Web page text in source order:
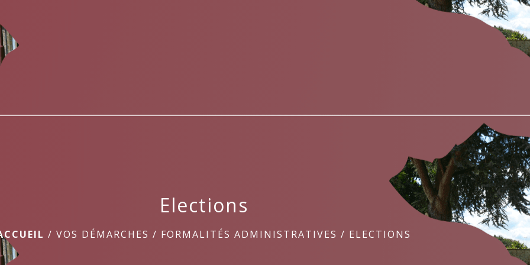
Elections
/VOS DÉMARCHES / FORMALITÉS ADMINISTRATIVES / ELECTIONS